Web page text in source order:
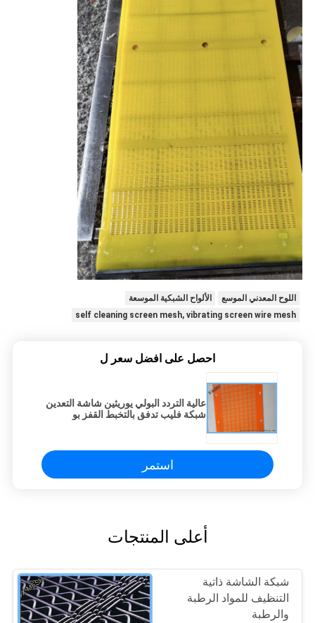
اللوح المعدني الموسع
الألواح الشبكية الموسعة
self cleaning screen mesh, vibrating screen wire mesh
احصل على افضل سعر ل
عالية التردد البولي يوريثين شاشة التعدين
شبكة فليب تدفق بالتخبط القفز بو
استمر
أعلى المنتجات
شبكة الشاشة ذاتية
التنظيف للمواد الرطبة
والرطبة